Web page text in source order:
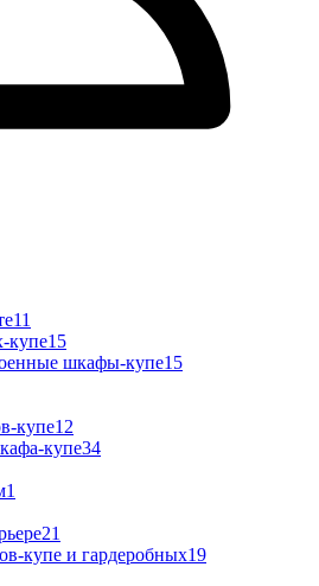
11
купе15
шкафы-купе15
купе12
купе34
1
21
купе и гардеробных19